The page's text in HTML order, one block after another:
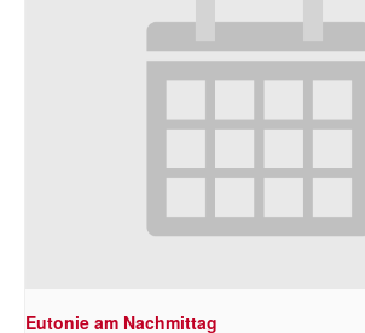
Eutonie am Nachmittag